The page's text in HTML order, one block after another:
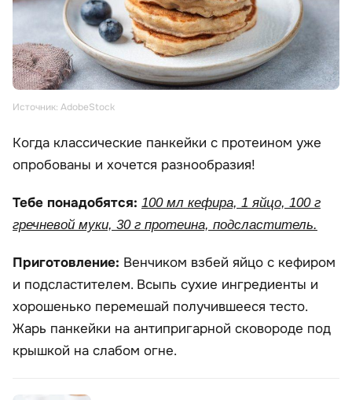
Источник: AdobeStock
Когда классические панкейки с протеином уже
опробованы и хочется разнообразия!
Тебе понадобятся: 100 мл кефира, 1 яйцо, 100 г
гречневой муки, 30 г протеина, подсластитель.
Приготовление: Венчиком взбей яйцо с кефиром
и подсластителем. Всыпь сухие ингредиенты и
хорошенько перемешай получившееся тесто.
Жарь панкейки на антипригарной сковороде под
крышкой на слабом огне.